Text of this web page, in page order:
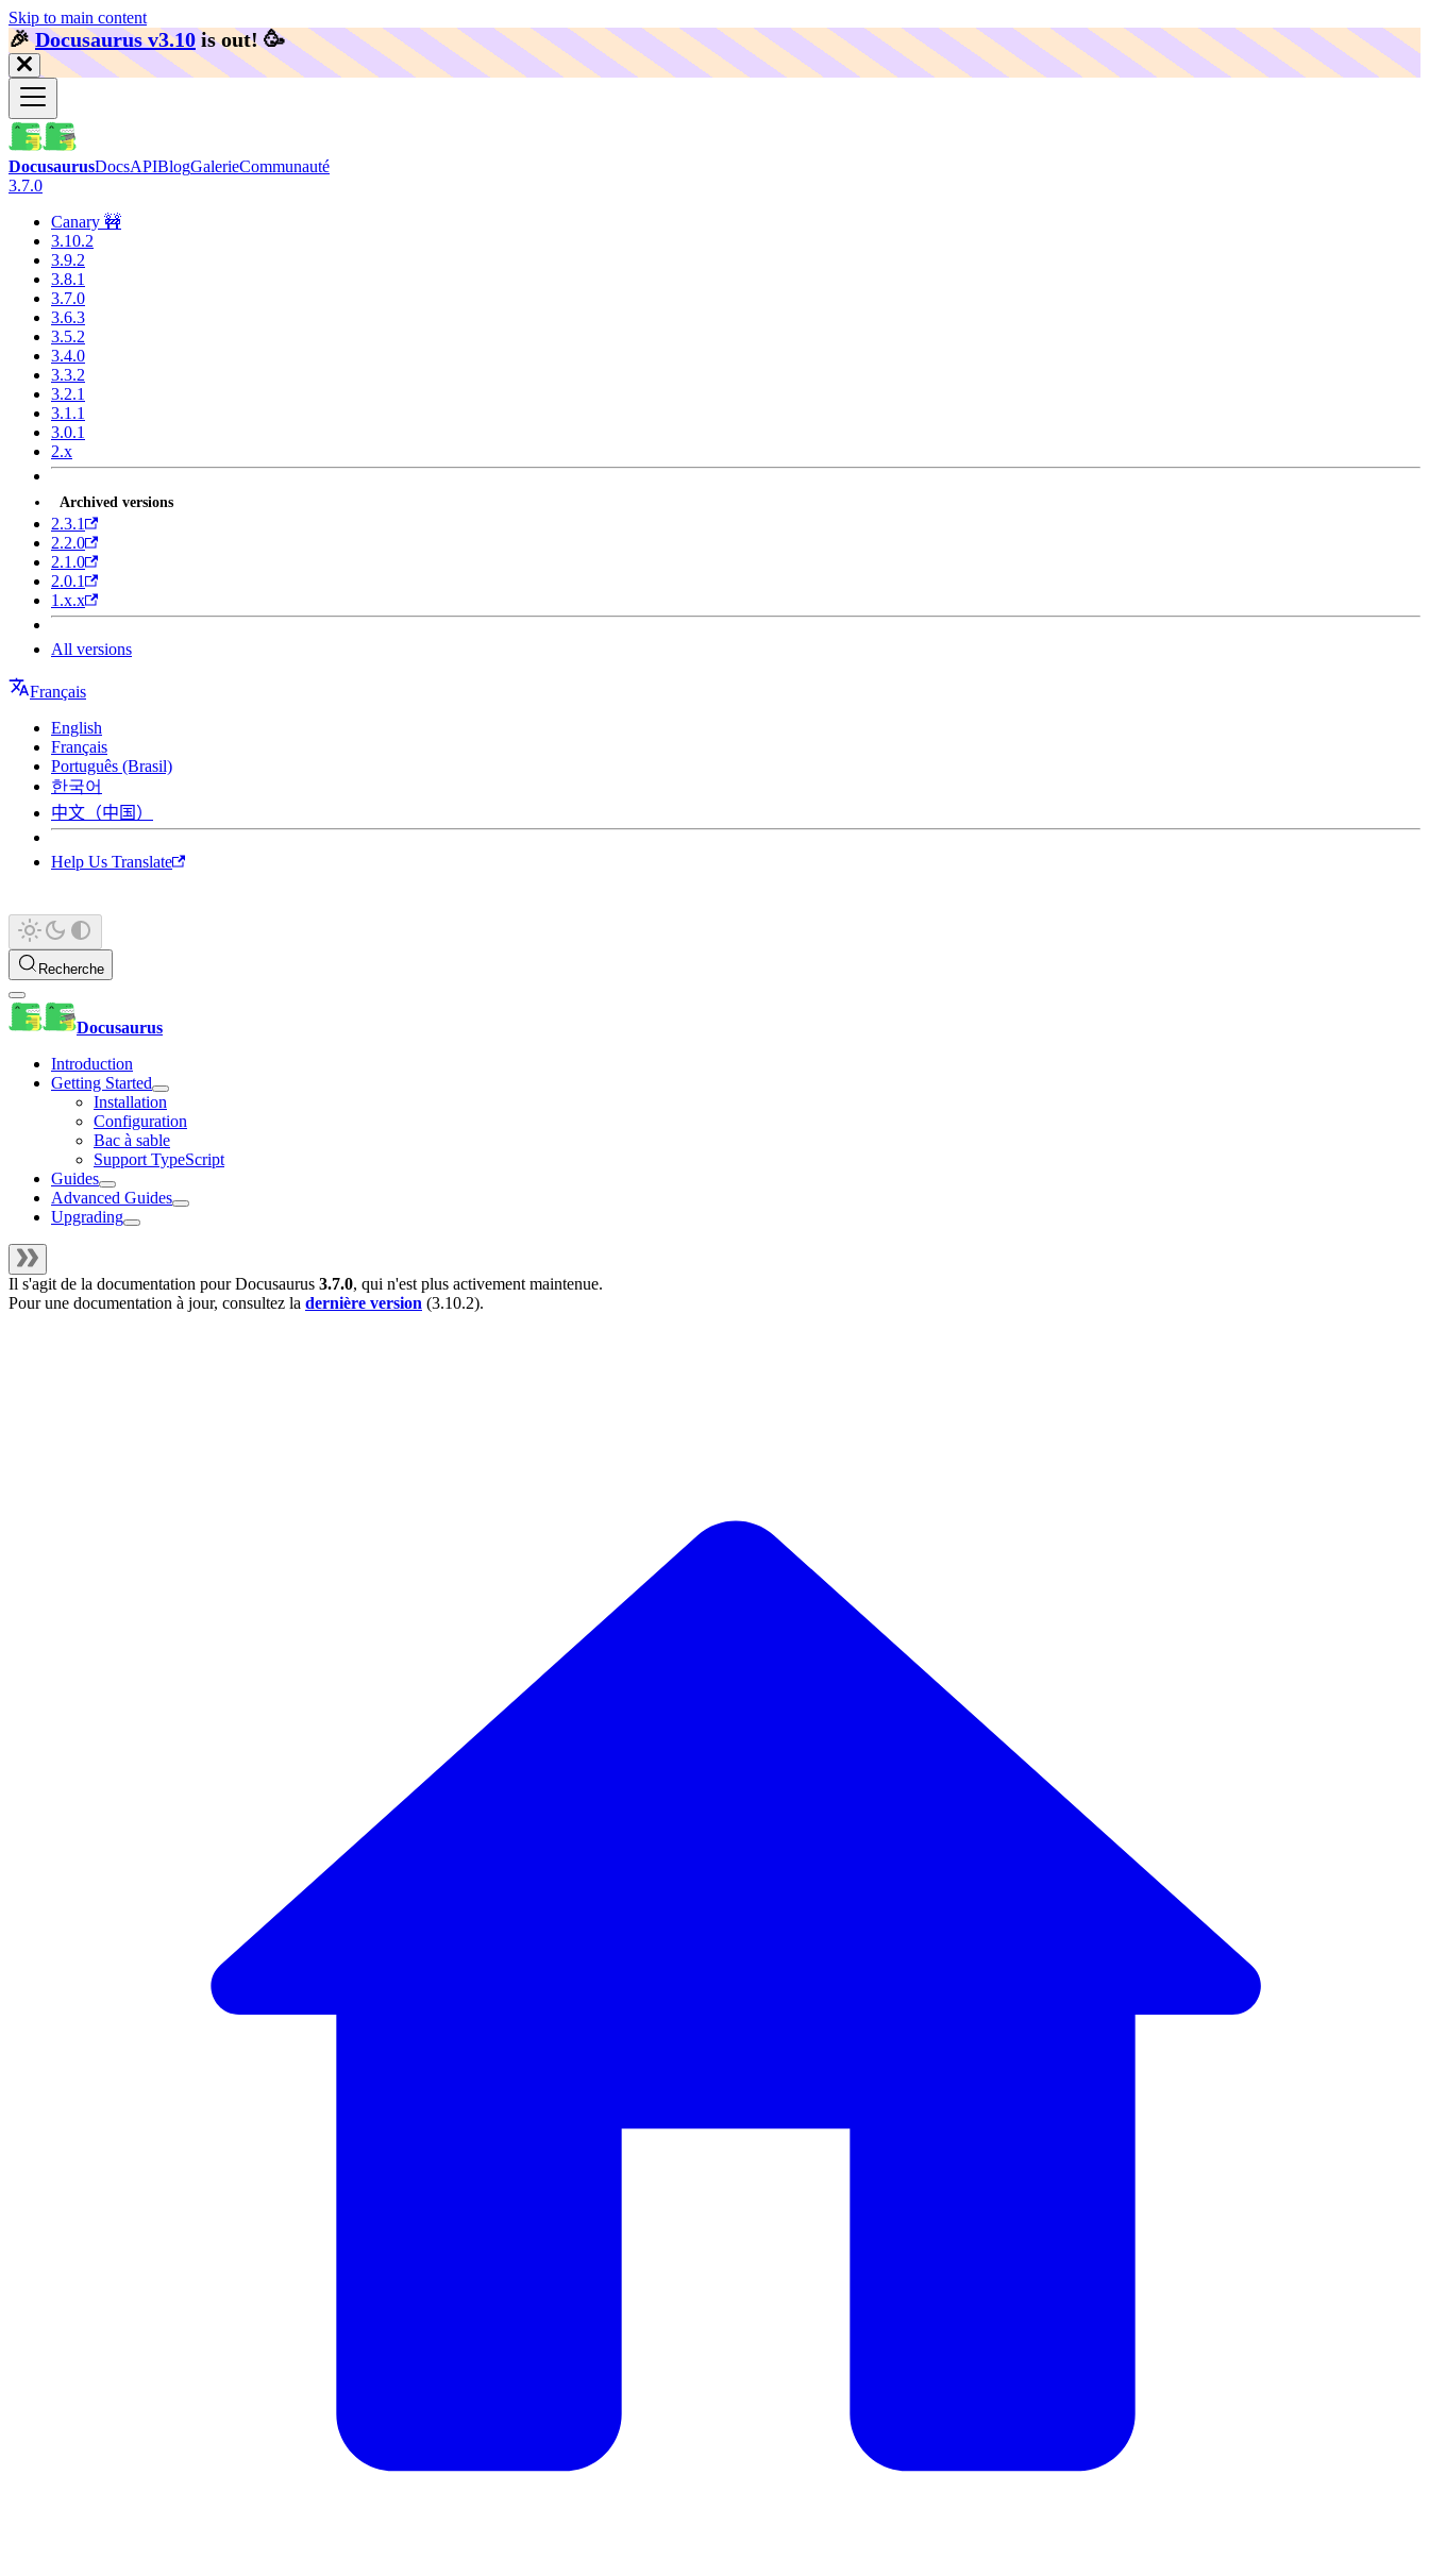
Skip to main content
🎉️Docusaurus v3.10 is out! 🥳️
DocusaurusDocsAPIBlogGalerieCommunauté
3.7.0
Canary 🚧
3.10.2
3.9.2
3.8.1
3.7.0
3.6.3
3.5.2
3.4.0
3.3.2
3.2.1
3.1.1
3.0.1
2.x
Archived versions
2.3.1
2.2.0
2.1.0
2.0.1
1.x.x
All versions
Français
English
Français
Português (Brasil)
한국어
中文（中国）
Help Us Translate
Recherche
Docusaurus
Introduction
Getting Started
Installation
Configuration
Bac à sable
Support TypeScript
Guides
Advanced Guides
Upgrading
Il s'agit de la documentation pourDocusaurus 3.7.0, qui n'est plus activement maintenue.
Pour une documentation à jour, consultez la dernière version (3.10.2).